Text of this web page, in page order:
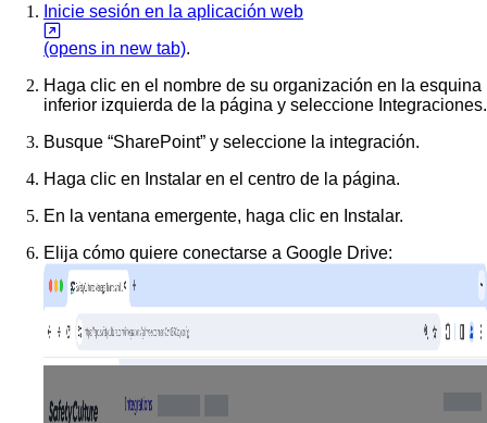
Inicie sesión en la aplicación web
(opens in new tab).
Haga clic en el nombre de su organización en la esquina
inferior izquierda de la página y seleccione Integraciones.
Busque “SharePoint” y seleccione la integración.
Haga clic en Instalar en el centro de la página.
En la ventana emergente, haga clic en Instalar.
Elija cómo quiere conectarse a Google Drive: